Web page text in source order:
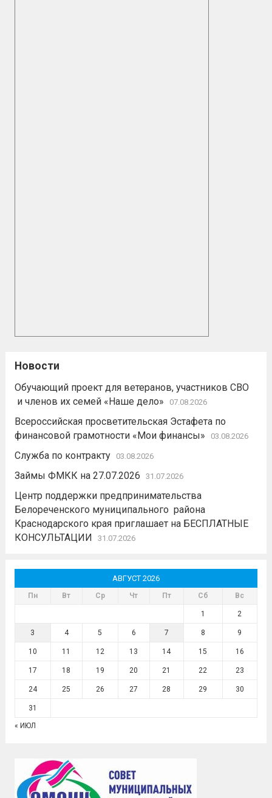
Новости
Обучающий проект для ветеранов, участников СВО
и членов их семей «Наше дело»
07.08.2026
Всероссийская просветительская Эстафета по
финансовой грамотности «Мои финансы»
03.08.2026
Служба по контракту 03.08.2026
Займы ФМКК на 27.07.2026 31.07.2026
Центр поддержки предпринимательства
Белореченского муниципального района
Краснодарского края приглашает на БЕСПЛАТНЫЕ
КОНСУЛЬТАЦИИ
31.07.2026
АВГУСТ 2026
Пн Вт Ср Чт Пт Сб Вс
1 2
3 4 5 6 7 8 9
10 11 12 13 14 15 16
17 18 19 20 21 22 23
24 25 26 27 28 29 30
31
« ИЮЛ